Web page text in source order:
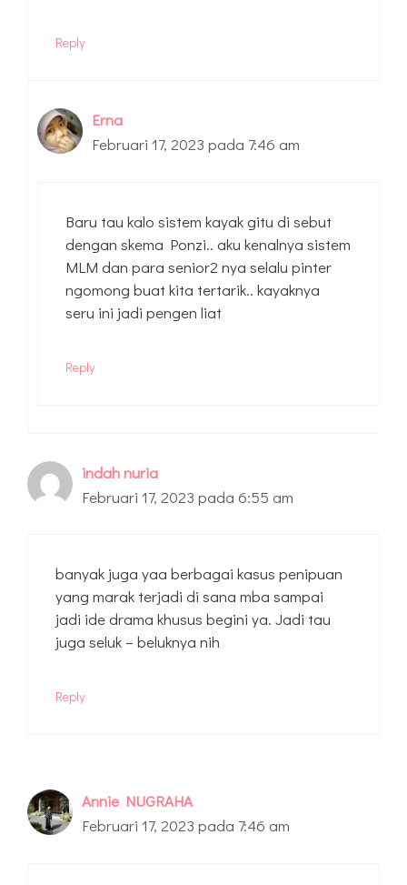
Reply
Erna
Februari 17, 2023 pada 7:46 am
Baru tau kalo sistem kayak gitu di sebut
dengan skema Ponzi.. aku kenalnya sistem
MLM dan para senior2 nya selalu pinter
ngomong buat kita tertarik.. kayaknya
seru ini jadi pengen liat
Reply
indah nuria
Februari 17, 2023 pada 6:55 am
banyak juga yaa berbagai kasus penipuan
yang marak terjadi di sana mba sampai
jadi ide drama khusus begini ya. Jadi tau
juga seluk – beluknya nih
Reply
Annie NUGRAHA
Februari 17, 2023 pada 7:46 am